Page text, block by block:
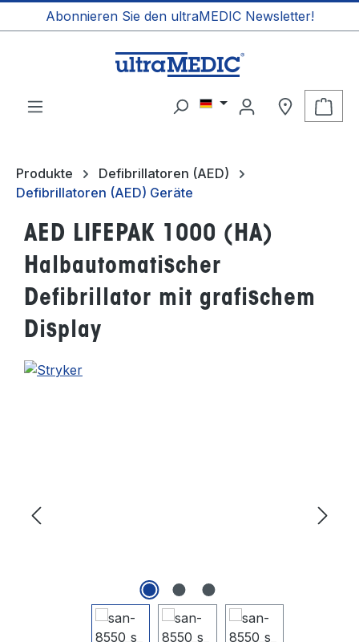
springen
Abonnieren Sie den ultraMEDIC Newsletter!
Produkte
Defibrillatoren (AED)
Defibrillatoren (AED) Geräte
AED LIFEPAK 1000 (HA)
Halbautomatischer
Defibrillator mit grafischem
Display